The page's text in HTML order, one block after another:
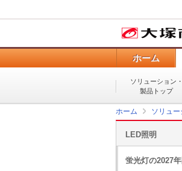
ホーム
ソリューション・
製品トップ
ホーム ソリュ
LED照明
蛍光灯の2027